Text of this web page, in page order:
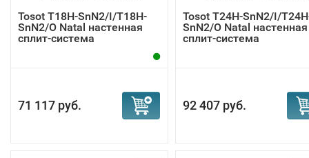
Tosot T18H-SnN2/I/T18H-
SnN2/O Natal настенная
сплит-система
71 117 руб.
Tosot T24H-SnN2/I/
SnN2/O Natal настенная
сплит-система
92 407 руб.